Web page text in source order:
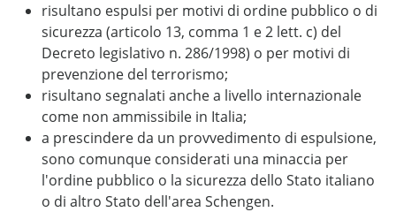
risultano espulsi per motivi di ordine pubblico o di
sicurezza (articolo 13, comma 1 e 2 lett. c) del
Decreto legislativo n. 286/1998) o per motivi di
prevenzione del terrorismo;
risultano segnalati anche a livello internazionale
come non ammissibile in Italia;
a prescindere da un provvedimento di espulsione,
sono comunque considerati una minaccia per
l'ordine pubblico o la sicurezza dello Stato italiano
o di altro Stato dell'area Schengen.